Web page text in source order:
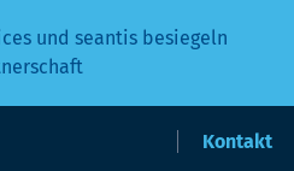
und seantis besiegeln
Kontakt